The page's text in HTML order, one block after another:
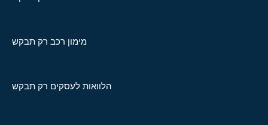
מימון רכב רק תבקש
הלוואות לעסקים רק תבקש